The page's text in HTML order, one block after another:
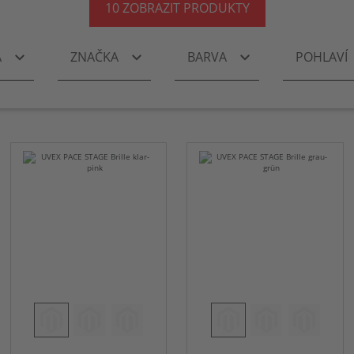
10ZOBRAZIT PRODUKTY
keyboard_arrow_down ZNAČKA keyboard_arrow_down BARVA keyboard_arrow_down POHLAVÍ